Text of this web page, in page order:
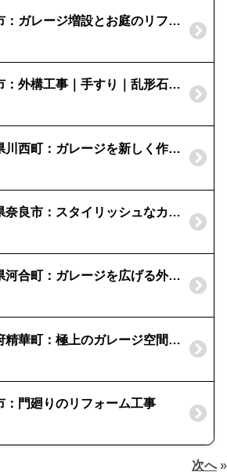
桜井市：ガレージ増設とお庭のリフォーム
宇陀市：外構工事｜手すり｜乱形石貼り
奈良県川西町：ガレージを新しく作ってほしい！｜白のカーポートで明るい雰囲気に
奈良県奈良市：スタイリッシュなカーポート４G｜木目パネルのアクセント
奈良県河合町：ガレージを広げる外構リフォーム | リクシル製カーポートとオーバードア
京都府精華町：極上のガレージ空間 ｜LIXILスタイルコート
：門廻りのリフォーム工事
次へ»